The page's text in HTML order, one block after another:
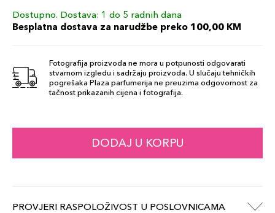
Dostupno. Dostava: 1 do 5 radnih dana
Besplatna dostava za narudžbe preko 100,00 KM
Fotografija proizvoda ne mora u potpunosti odgovarati
stvarnom izgledu i sadržaju proizvoda. U slučaju tehničkih
pogrešaka Plaza parfumerija ne preuzima odgovornost za
tačnost prikazanih cijena i fotografija.
DODAJ U KORPU
PROVJERI RASPOLOŽIVOST U POSLOVNICAMA